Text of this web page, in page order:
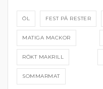
ÖL FEST PÅ RESTER
MATIGA MACKOR
RÖKT MAKRILL
SOMMARMAT